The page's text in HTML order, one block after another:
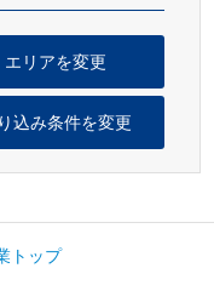
エリアを変更
込み条件を変更
トップ